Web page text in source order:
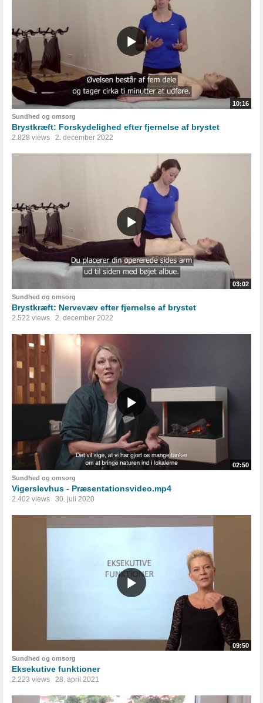
10:16
Sundhed og omsorg
Brystkræft: Forskydelighed efter fjernelse af brystet
2.828 views 2. december 2022
03:02
Sundhed og omsorg
Brystkræft: Nervevæv efter fjernelse af brystet
2.522 views 2. december 2022
02:50
Sundhed og omsorg
Vigerslevhus - Præsentationsvideo.mp4
2.402 views 30. juli 2020
09:50
Sundhed og omsorg
Eksekutive funktioner
2.223 views 28. april 2021